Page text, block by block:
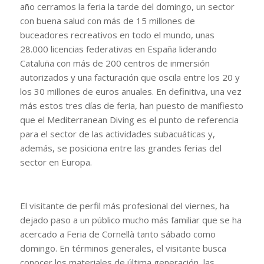
año cerramos la feria la tarde del domingo, un sector
con buena salud con más de 15 millones de
buceadores recreativos en todo el mundo, unas
28.000 licencias federativas en España liderando
Cataluña con más de 200 centros de inmersión
autorizados y una facturación que oscila entre los 20 y
los 30 millones de euros anuales. En definitiva, una vez
más estos tres días de feria, han puesto de manifiesto
que el Mediterranean Diving es el punto de referencia
para el sector de las actividades subacuáticas y,
además, se posiciona entre las grandes ferias del
sector en Europa.
El visitante de perfil más profesional del viernes, ha
dejado paso a un público mucho más familiar que se ha
acercado a Feria de Cornellà tanto sábado como
domingo. En términos generales, el visitante busca